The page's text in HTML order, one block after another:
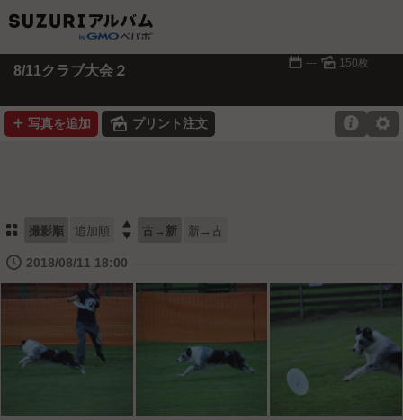
8/11クラブ大会２ 📅 --- 🌄 150枚
➕ 写真を追加 🌄 プリント注文 ⚙

⚏ 撮影順 追加順  古→新 新→古
🕔 2018/08/11 18:00